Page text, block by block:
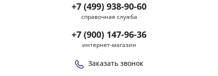
+7 (499) 938-90-60
справочная служба
+7 (900) 147-96-36
интернет-магазин
Заказать звонок